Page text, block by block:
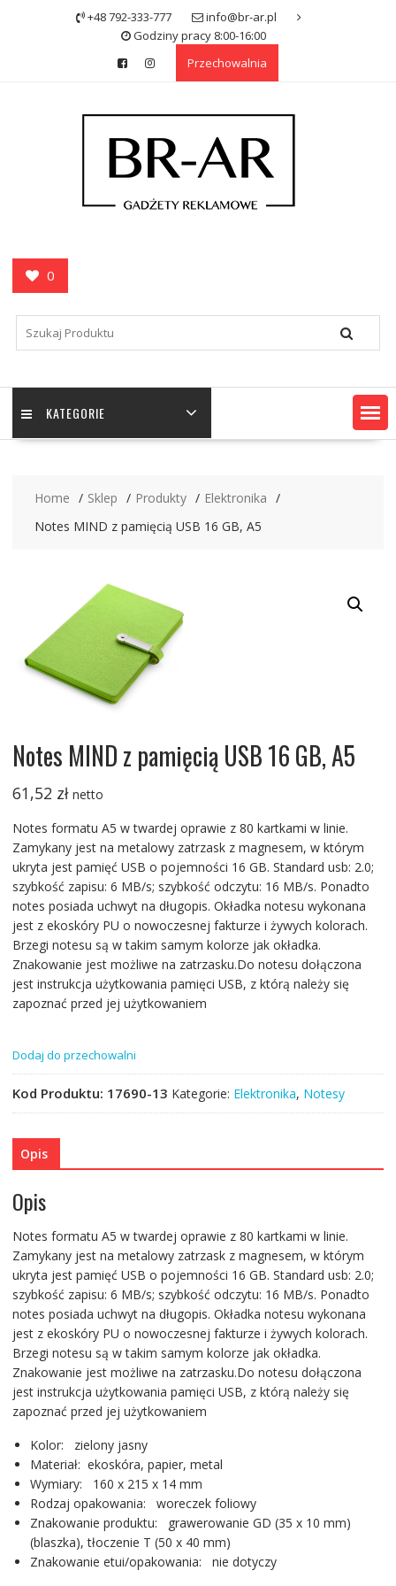
+48 792-333-777
info@br-ar.pl
Godziny pracy 8:00-16:00
Przechowalnia
0
KATEGORIE
Home Sklep Produkty
Elektronika
Notes MIND z pamięcią USB 16 GB, A5
Notes MIND z pamięcią USB 16 GB, A5
61,52 zł netto
Notes formatu A5 w twardej oprawie z 80 kartkami w linie.
Zamykany jest na metalowy zatrzask z magnesem, w którym
ukryta jest pamięć USB o pojemności 16 GB. Standard usb: 2.0;
szybkość zapisu: 6 MB/s; szybkość odczytu: 16 MB/s. Ponadto
notes posiada uchwyt na długopis. Okładka notesu wykonana
jest z ekoskóry PU o nowoczesnej fakturze i żywych kolorach.
Brzegi notesu są w takim samym kolorze jak okładka.
Znakowanie jest możliwe na zatrzasku.Do notesu dołączona
jest instrukcja użytkowania pamięci USB, z którą należy się
zapoznać przed jej użytkowaniem
Dodaj do przechowalni
Kod Produktu: 17690-13 Kategorie: Elektronika, Notesy
Opis
Opis
Notes formatu A5 w twardej oprawie z 80 kartkami w linie.
Zamykany jest na metalowy zatrzask z magnesem, w którym
ukryta jest pamięć USB o pojemności 16 GB. Standard usb: 2.0;
szybkość zapisu: 6 MB/s; szybkość odczytu: 16 MB/s. Ponadto
notes posiada uchwyt na długopis. Okładka notesu wykonana
jest z ekoskóry PU o nowoczesnej fakturze i żywych kolorach.
Brzegi notesu są w takim samym kolorze jak okładka.
Znakowanie jest możliwe na zatrzasku.Do notesu dołączona
jest instrukcja użytkowania pamięci USB, z którą należy się
zapoznać przed jej użytkowaniem
Kolor: zielony jasny
Materiał: ekoskóra, papier, metal
Wymiary: 160 x 215 x 14 mm
Rodzaj opakowania: woreczek foliowy
Znakowanie produktu: grawerowanie GD (35 x 10 mm)
(blaszka), tłoczenie T (50 x 40 mm)
Znakowanie etui/opakowania: nie dotyczy